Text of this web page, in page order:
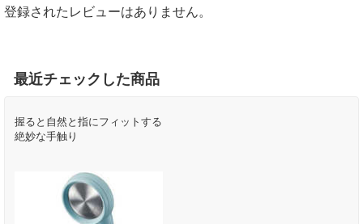
登録されたレビューはありません。
最近チェックした商品
握ると自然と指にフィットする
絶妙な手触り